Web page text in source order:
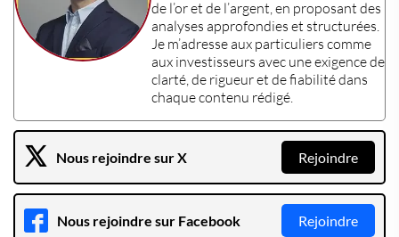
de l’or et de l’argent, en proposant des
analyses approfondies et structurées.
Je m’adresse aux particuliers comme
aux investisseurs avec une exigence de
clarté, de rigueur et de fiabilité dans
chaque contenu rédigé.
Nous rejoindre sur X Rejoindre
Nous rejoindre sur Facebook Rejoindre